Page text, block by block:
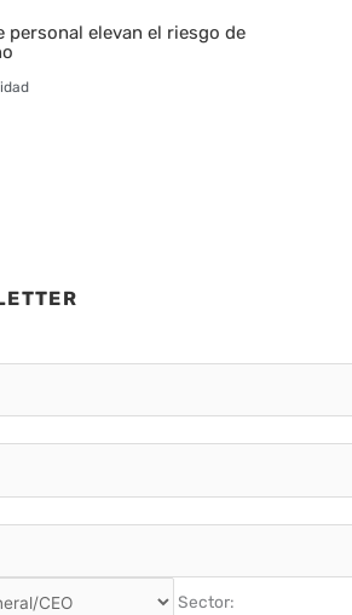
personal elevan el riesgo de
Sector: